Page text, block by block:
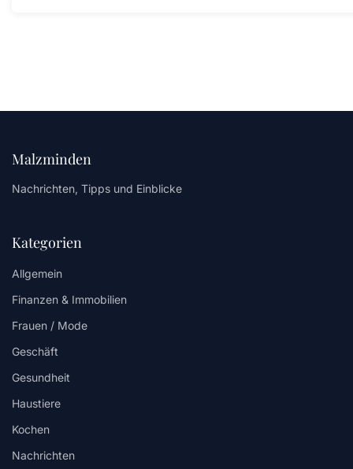
Malzminden
Nachrichten, Tipps und Einblicke
Kategorien
Allgemein
Finanzen & Immobilien
Frauen / Mode
Geschäft
Gesundheit
Haustiere
Kochen
Nachrichten